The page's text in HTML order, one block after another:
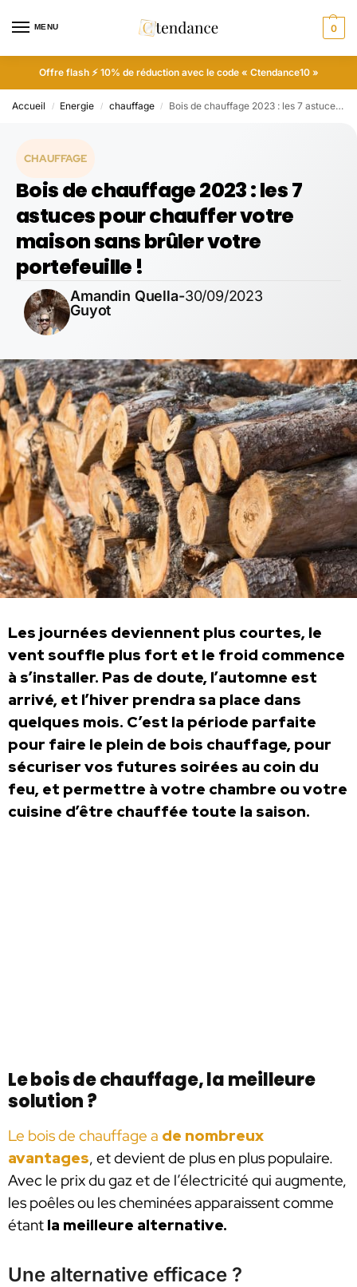
MENU 0
Offre flash ⚡ 10% de réduction avec le code « Ctendance10 »
Accueil / Energie / chauffage / Bois de chauffage 2023 : les 7 astuces pour chauffer votre maison sans brûler votre portefeuille !
CHAUFFAGE
Bois de chauffage 2023 : les 7
astuces pour chauffer votre
maison sans brûler votre
portefeuille !
Amandin Quella-
Guyot
30/09/2023
Les journées deviennent plus courtes, le
vent souffle plus fort et le froid commence
à s’installer. Pas de doute, l’automne est
arrivé, et l’hiver prendra sa place dans
quelques mois. C’est la période parfaite
pour faire le plein de bois chauffage, pour
sécuriser vos futures soirées au coin du
feu, et permettre à votre chambre ou votre
cuisine d’être chauffée toute la saison.
Le bois de chauffage, la meilleure
solution ?
Le bois de chauffage a de nombreux
avantages, et devient de plus en plus populaire.
Avec le prix du gaz et de l’électricité qui augmente,
les poêles ou les cheminées apparaissent comme
étant la meilleure alternative.
Une alternative efficace ?